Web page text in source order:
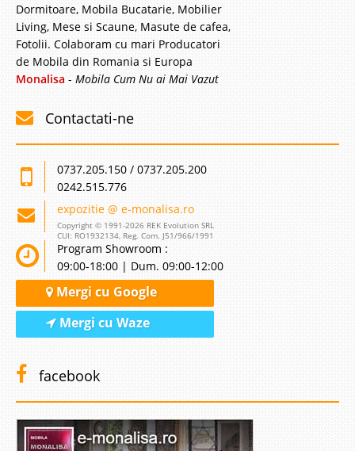
Dormitoare, Mobila Bucatarie, Mobilier
Living, Mese si Scaune, Masute de cafea,
Fotolii. Colaboram cu mari Producatori
de Mobila din Romania si Europa
Monalisa - Mobila Cum Nu ai Mai Vazut
Contactati-ne
0737.205.150 / 0737.205.200
0242.515.776
expozitie @ e-monalisa.ro
Copyright © 1991-2026 REK Evolution SRL
CUI: RO1932134, Reg. Com. J51/966/1991
Program Showroom :
09:00-18:00 | Dum. 09:00-12:00
Mergi cu Google
Mergi cu Waze
facebook